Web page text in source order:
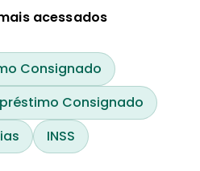
acessados
Consignado
Consignado
INSS